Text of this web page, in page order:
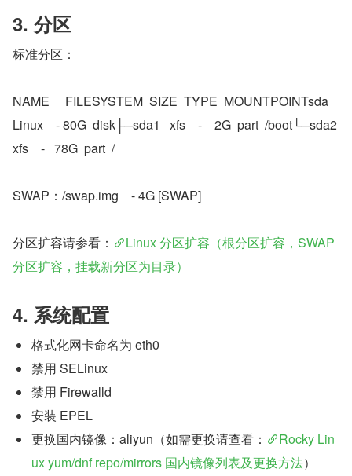
3. 分区
标准分区：
NAME     FILESYSTEM  SIZE  TYPE  MOUNTPOINTsda
Linux    - 80G  disk├─sda1   xfs    -    2G  part  /boot└─sda2
xfs    -   78G  part  /
SWAP：/swap.img    - 4G [SWAP]
分区扩容请参看：
Linux 分区扩容（根分区扩容，SWAP
分区扩容，挂载新分区为目录）
4. 系统配置
格式化网卡命名为 eth0
禁用 SELinux
禁用 Firewalld
安装 EPEL
更换国内镜像：aliyun（如需更换请查看：
Rocky Lin
ux yum/dnf repo/mirrors 国内镜像列表及更换方法）